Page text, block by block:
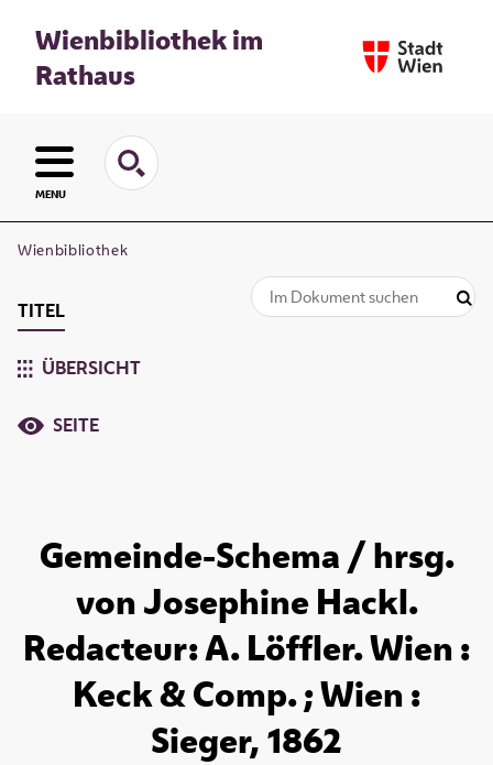
Wienbibliothek im
Rathaus
MENU
Wienbibliothek
TITEL
ÜBERSICHT
SEITE
Gemeinde-Schema / hrsg.
von Josephine Hackl.
Redacteur: A. Löffler. Wien :
Keck & Comp. ; Wien :
Sieger, 1862